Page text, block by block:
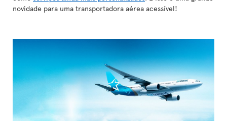
novidade para uma transportadora aérea acessível!